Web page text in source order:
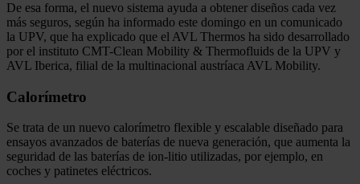
De esa forma, el nuevo sistema ayuda a obtener diseños cada vez
más seguros, según ha informado este domingo en un comunicado
la UPV, que ha explicado que el AVL Thermos ha sido desarrollado
por el instituto CMT-Clean Mobility & Thermofluids de la UPV y
AVL Iberica, filial de la multinacional austríaca AVL Mobility.
Calorímetro
Se trata de un nuevo calorímetro flexible y escalable diseñado para
ensayos avanzados de baterías de nueva generación, que aumenta la
seguridad de las baterías de ion-litio utilizadas, por ejemplo, en
coches y patinetes eléctricos.